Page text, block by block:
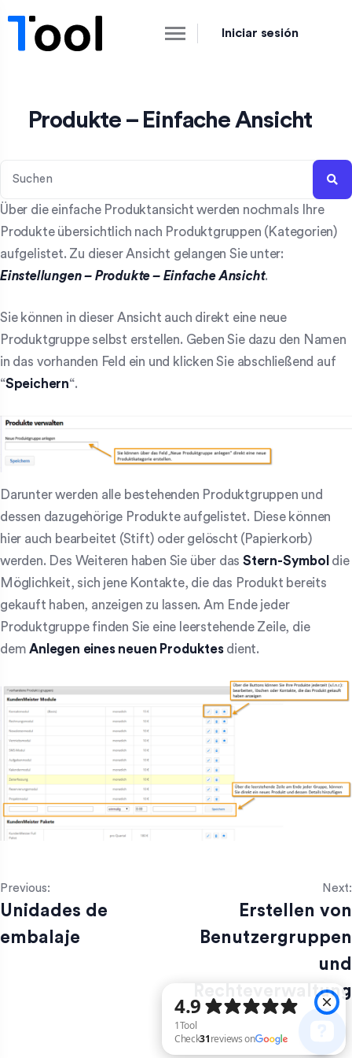
Iniciar sesión
Produkte – Einfache Ansicht
Über die einfache Produktansicht werden nochmals Ihre
Produkte übersichtlich nach Produktgruppen (Kategorien)
aufgelistet. Zu dieser Ansicht gelangen Sie unter:
Einstellungen – Produkte – Einfache Ansicht.
Sie können in dieser Ansicht auch direkt eine neue
Produktgruppe selbst erstellen. Geben Sie dazu den Namen
in das vorhanden Feld ein und klicken Sie abschließend auf
“Speichern“.
Darunter werden alle bestehenden Produktgruppen und
dessen dazugehörige Produkte aufgelistet. Diese können
hier auch bearbeitet (Stift) oder gelöscht (Papierkorb)
werden. Des Weiteren haben Sie über das Stern-Symbol die
Möglichkeit, sich jene Kontakte, die das Produkt bereits
gekauft haben, anzeigen zu lassen. Am Ende jeder
Produktgruppe finden Sie eine leerstehende Zeile, die
demAnlegen eines neuen Produktesdient.
Previous:
Unidades de
embalaje
Next:
Erstellen von
Benutzergruppen
und
Rechteverwaltung